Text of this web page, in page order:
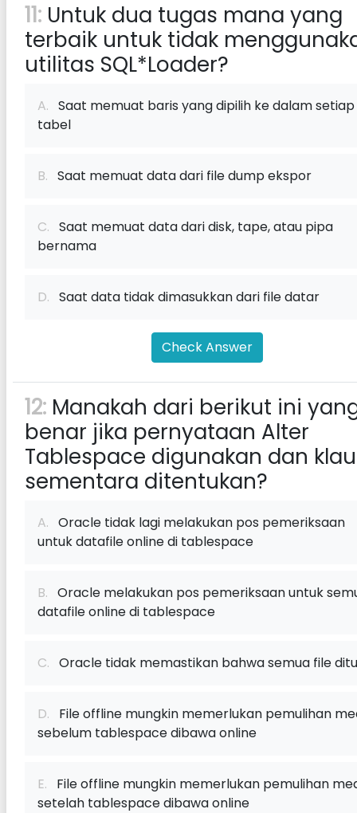
11: Untuk dua tugas mana yang
terbaik untuk tidak
utilitas SQL*Loader?
A. Saat memuat baris yang dipilih ke dalam setiap
tabel
B. Saat memuat data dari file dump ekspor
C. Saat memuat data dari disk, tape, atau pipa
bernama
D. Saat data tidak dimasukkan dari file datar
Check Answer
12: Manakah dari berikut ini
benar jika pernyataan Alter
Tablespace digunakan dan
sementara ditentukan?
A. Oracle tidak lagi melakukan pos pemeriksaan
untuk datafile online di tablespace
B. Oracle melakukan pos pemeriksaan untuk
datafile online di tablespace
C. Oracle tidak memastikan bahwa semua file
D. File offline mungkin memerlukan pemulihan
sebelum tablespace dibawa online
E. File offline mungkin memerlukan pemulihan
setelah tablespace dibawa online